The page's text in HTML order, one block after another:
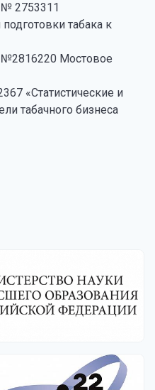
№ 2753311
табака к
№2816220 Мостовое
«Статистические и
табачного бизнеса